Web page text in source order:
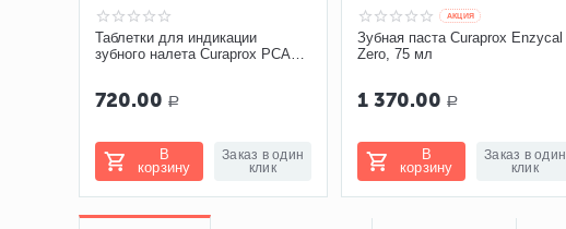
Таблетки для индикации
зубного налета Curaprox PCA
720.00 Р
В
корзину
Заказ в один
клик
AКЦИЯ
Зубная паста Curaprox Enzycal
Zero, 75 мл
1 370.00 Р
В
корзину
Заказ в один
клик